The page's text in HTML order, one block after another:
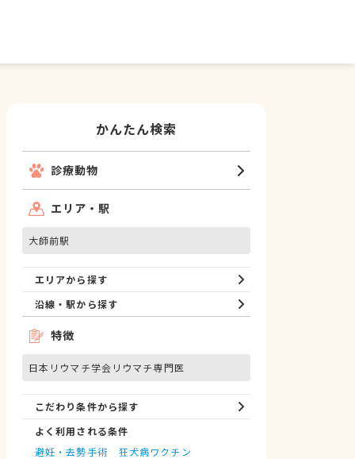
かんたん検索
診療動物
エリア・駅
大師前駅
エリアから探す
沿線・駅から探す
特徴
日本リウマチ学会リウマチ専門医
こだわり条件から探す
よく利用される条件
避妊・去勢手術
狂犬病ワクチン